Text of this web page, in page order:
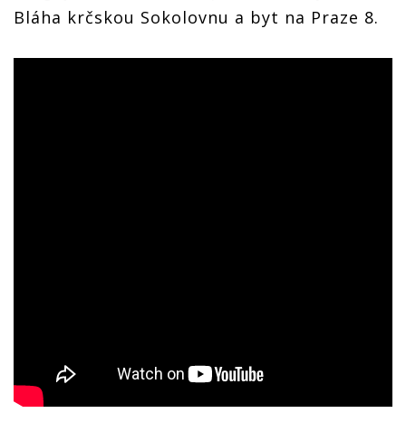
Bláha krčskou Sokolovnu a byt na Praze 8.